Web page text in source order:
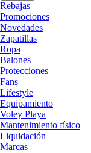
Rebajas
Promociones
Novedades
Zapatillas
Ropa
Balones
Protecciones
Fans
Lifestyle
Equipamiento
Voley Playa
Mantenimiento físico
Liquidación
Marcas